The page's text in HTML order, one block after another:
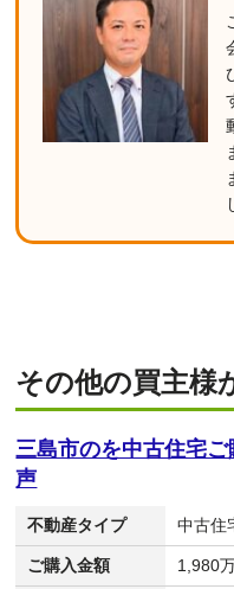
その他の買主様
三島市のを中古住宅
声
不動産タイプ 中古住
ご購入金額 1,980